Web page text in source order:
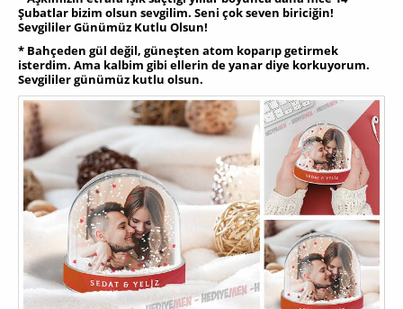
Şubatlar bizim olsun sevgilim. Seni çok seven biriciğin!
Sevgililer Günümüz Kutlu Olsun!
* Bahçeden gül değil, güneşten atom koparıp getirmek
isterdim. Ama kalbim gibi ellerin de yanar diye korkuyorum.
Sevgililer günümüz kutlu olsun.